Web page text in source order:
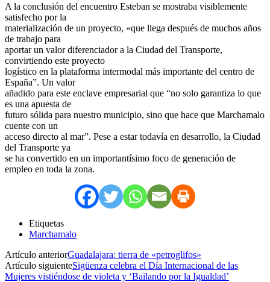
A la conclusión del encuentro Esteban se mostraba visiblemente
satisfecho por la
materialización de un proyecto, «que llega después de muchos años
de trabajo para
aportar un valor diferenciador a la Ciudad del Transporte,
convirtiendo este proyecto
logístico en la plataforma intermodal más importante del centro de
España”. Un valor
añadido para este enclave empresarial que “no solo garantiza lo que
es una apuesta de
futuro sólida para nuestro municipio, sino que hace que Marchamalo
cuente con un
acceso directo al mar”. Pese a estar todavía en desarrollo, la Ciudad
del Transporte ya
se ha convertido en un importantísimo foco de generación de
empleo en toda la zona.
Etiquetas
Marchamalo
Artículo anteriorGuadalajara: tierra de «petroglifos»
Artículo siguienteSigüenza celebra el Día Internacional de las
Mujeres vistiéndose de violeta y ‘Bailando por la Igualdad’